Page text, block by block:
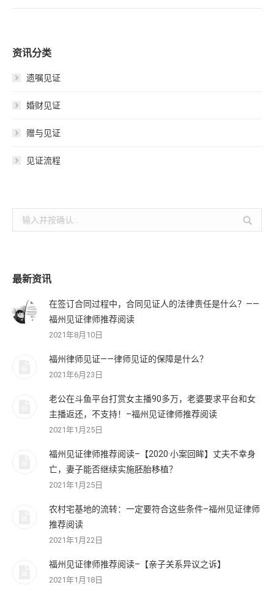
资讯分类
遗嘱见证
婚财见证
赠与见证
见证流程
索：
最新资讯
在签订合同过程中，合同见证人的法律责任是什么？——
福州见证律师推荐阅读
2021年8月10日
福州律师见证——律师见证的保障是什么？
2021年6月23日
老公在斗鱼平台打赏女主播90多万，老婆要求平台和女
主播返还，不支持！–福州见证律师推荐阅读
2021年1月25日
福州见证律师推荐阅读–【2020·小案回眸】丈夫不幸身
亡，妻子能否继续实施胚胎移植？
2021年1月25日
农村宅基地的流转：一定要符合这些条件–福州见证律师
推荐阅读
2021年1月22日
福州见证律师推荐阅读–【亲子关系异议之诉】
2021年1月18日